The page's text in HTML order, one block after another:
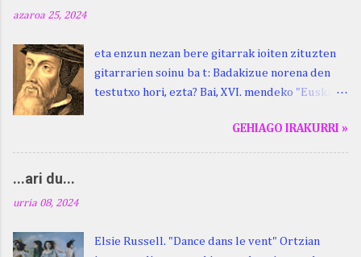
azaroa 25, 2024
eta enzun nezan bere gitarrak ioiten zituzten
gitarrarien soinu ba t: Badakizue norena den
testutxo hori, ezta? Bai, XVI. mendeko "Euskara
justuri...) hitza berari ikasi genion aspaldixe.
Kontua da, beraren sorterrian, Beskoizen,
egun" izeneko omenaldia antolatu dute. Hauxe
GEHIAGO IRAKURRI »
...ari du...
urria 08, 2024
Elsie Russell. "Dance dans le vent" Ortzian